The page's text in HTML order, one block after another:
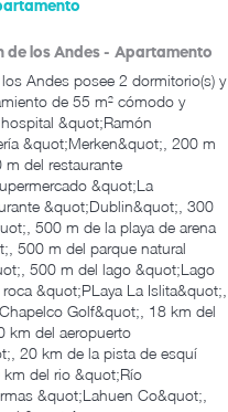
de los Andes - Apartamento
Andes posee 2 dormitorio(s) y
de 55 m² cómodo y
&quot;Ramón
&quot;Merken&quot;, 200 m
del restaurante
&quot;La
&quot;Dublin&quot;, 300
500 m de la playa de arena
500 m del parque natural
500 m del lago &quot;Lago
&quot;PLaya La Islita&quot;,
Golf&quot;, 18 km del
km del aeropuerto
20 km de la pista de esquí
del rio &quot;Río
&quot;Lahuen Co&quot;,